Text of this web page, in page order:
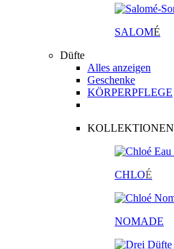
SALOMÉ
Düfte
Alles anzeigen
Geschenke
KÖRPERPFLEGE
KOLLEKTIONEN
CHLOÉ
NOMADE